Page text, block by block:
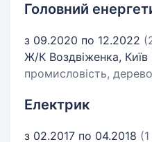
Головний
з 09.2020 по 12.2022
Ж/К Воздвіженка, Київ
промисловість,
Електрик
з 02.2017 по 04.2018